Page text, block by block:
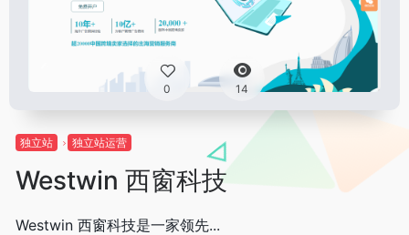
0 14
独立站 独立站运营
Westwin 西窗科技
Westwin 西窗科技是一家领先...